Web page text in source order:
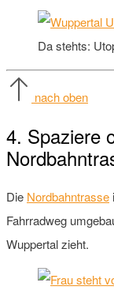
Da stehts:
nach oben
4. Spaziere
Die Nordbahntrasse
Fahrradweg
Wuppertal zieht.